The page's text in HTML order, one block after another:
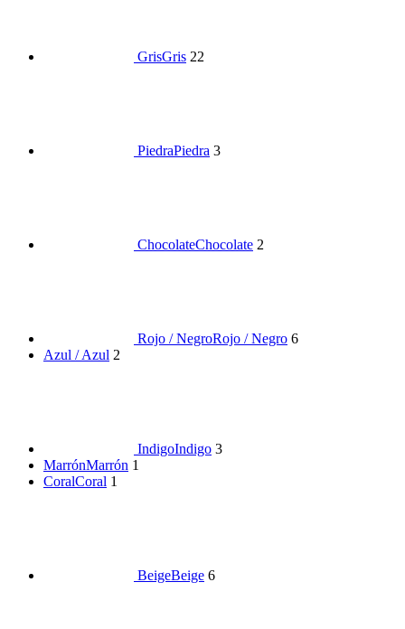
GrisGris 22
PiedraPiedra 3
ChocolateChocolate 2
Rojo / NegroRojo / Negro 6
Azul / Azul 2
IndigoIndigo 3
MarrónMarrón 1
CoralCoral 1
BeigeBeige 6